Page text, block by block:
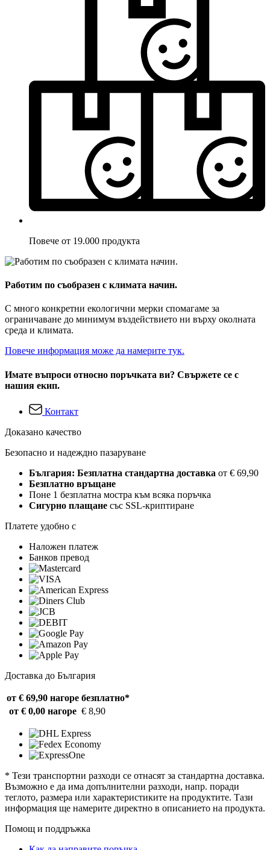
Повече от 19.000 продукта
Работим по съобразен с климата начин.
С много конкретни екологични мерки спомагаме за
ограничаване до минимум въздействието ни върху околната
среда и климата.
Повече информация може да намерите тук.
Имате въпроси относно поръчката ви? Свържете се с
нашия екип.
Контакт
Доказано качество
Безопасно и надеждно пазаруване
България: Безплатна стандартна доставка от € 69,90
Безплатно връщане
Поне 1 безплатна мостра към всяка поръчка
Сигурно плащане със SSL-криптиране
Платете удобно с
Наложен платеж
Банков превод
Доставка до България
от € 69,90 нагоре безплатно*
от € 0,00 нагоре € 8,90
* Тези транспортни разходи се отнасят за стандартна доставка.
Възможно е да има допълнителни разходи, напр. поради
теглото, размера или характеристиките на продуктите. Тази
информация ще намерите директно в описанието на продукта.
Помощ и поддръжка